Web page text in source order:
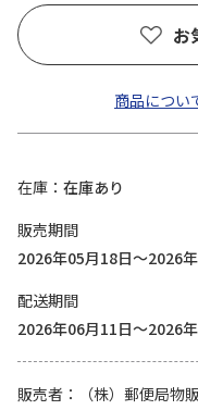
お
商品につい
在庫
在庫あり
販売期間
2026年05月18日～2026
配送期間
2026年06月11日～2026
販売者
（株）郵便局物